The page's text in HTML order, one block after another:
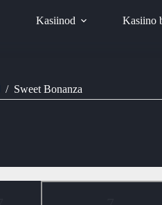
Kasiinod Kasiino
/ Sweet Bonanza